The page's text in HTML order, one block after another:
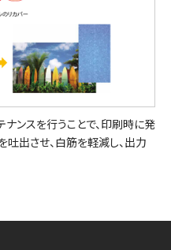
ンスを行うことで、印刷時に発
出させ、白筋を軽減し、出力